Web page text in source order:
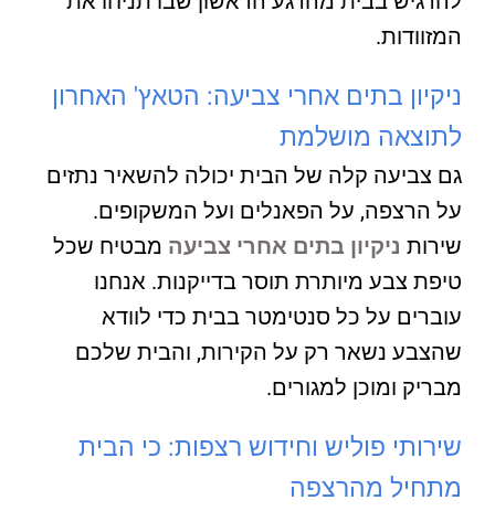
המזוודות.
ניקיון בתים אחרי צביעה: הטאץ' האחרון
לתוצאה מושלמת
גם צביעה קלה של הבית יכולה להשאיר נתזים
על הרצפה, על הפאנלים ועל המשקופים.
שירות ניקיון בתים אחרי צביעה מבטיח שכל
טיפת צבע מיותרת תוסר בדייקנות. אנחנו
עוברים על כל סנטימטר בבית כדי לוודא
שהצבע נשאר רק על הקירות, והבית שלכם
מבריק ומוכן למגורים.
שירותי פוליש וחידוש רצפות: כי הבית
מתחיל מהרצפה